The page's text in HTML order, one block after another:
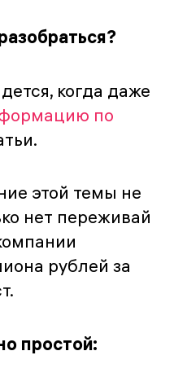
когда даже
по
этой темы не
нет переживай
рублей за
простой: